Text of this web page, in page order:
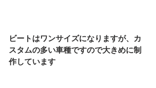
ビートはワンサイズになりますが、カ
スタムの多い車種ですので大きめに制
作しています